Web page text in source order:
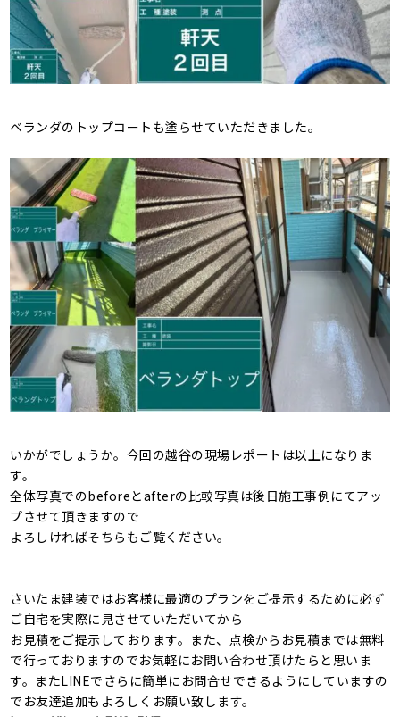
ベランダのトップコートも塗らせていただきました。
いかがでしょうか。今回の越谷の現場レポートは以上になりま
す。
全体写真でのbeforeとafterの比較写真は後日施工事例にてアッ
プさせて頂きますので
よろしければそちらもご覧ください。
さいたま建装ではお客様に最適のプランをご提示するために必ず
ご自宅を実際に見させていただいてから
お見積をご提示しております。また、点検からお見積までは無料
で行っておりますのでお気軽にお問い合わせ頂けたらと思いま
す。またLINEでさらに簡単にお問合せできるようにしていますの
でお友達追加もよろしくお願い致します。